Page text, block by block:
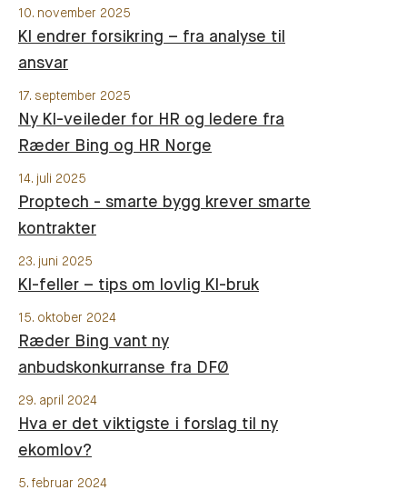
10. november 2025
KI endrer forsikring – fra analyse til
ansvar
17. september 2025
Ny KI-veileder for HR og ledere fra
Ræder Bing og HR Norge
14. juli 2025
Proptech - smarte bygg krever smarte
kontrakter
23. juni 2025
KI-feller – tips om lovlig KI-bruk
15. oktober 2024
Ræder Bing vant ny
anbudskonkurranse fra DFØ
29. april 2024
Hva er det viktigste i forslag til ny
ekomlov?
5. februar 2024